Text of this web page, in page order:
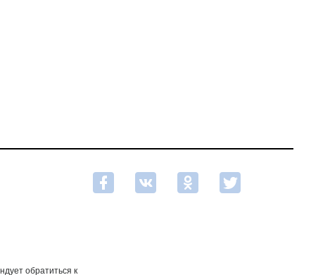
обратиться к